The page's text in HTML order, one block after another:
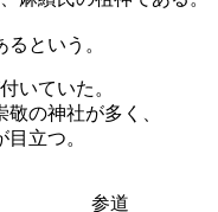
という。
いていた。
の神社が多く、
立つ。
参道